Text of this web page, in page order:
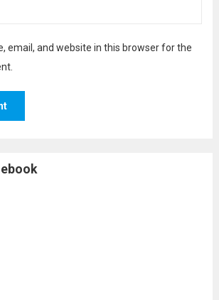
email, and website in this browser for the